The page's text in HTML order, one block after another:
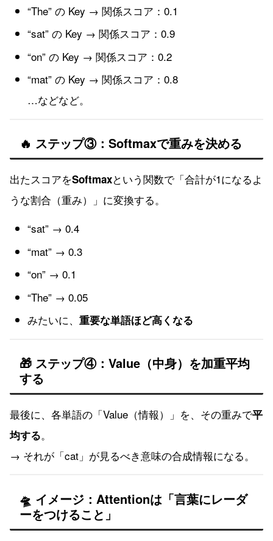
“The” の Key → 関係スコア：0.1
“sat” の Key → 関係スコア：0.9
“on” の Key → 関係スコア：0.2
“mat” の Key → 関係スコア：0.8
…などなど。
🔥 ステップ③：Softmaxで重みを決める
出たスコアをSoftmaxという関数で「合計が1になるよ
うな割合（重み）」に変換する。
“sat” → 0.4
“mat” → 0.3
“on” → 0.1
“The” → 0.05
みたいに、重要な単語ほど高くなる
🎁 ステップ④：Value（中身）を加重平均
する
最後に、各単語の「Value（情報）」を、その重みで平
均する。
→ それが「cat」が見るべき意味の合成情報になる。
🛸 イメージ：Attentionは「言葉にレーダ
ーをつけること」